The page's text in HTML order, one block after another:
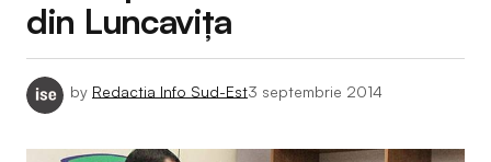
din Luncavița
by Redactia Info Sud-Est3 septembrie 2014